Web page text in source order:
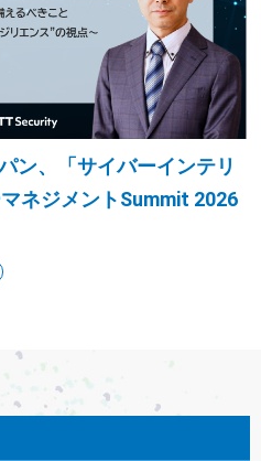
ン、「サイバーインテリ
ネジメントSummit 2026